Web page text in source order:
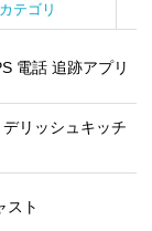
テゴリ
電話 追跡アプリ
リッシュキッチ
スト